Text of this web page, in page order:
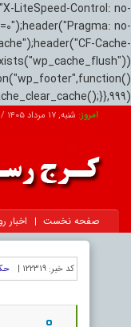
LiteSpeed-Control: no-
no-
Cache-
امروز: شنبه, ۱۷ مرداد ۱۴۰۵ / بعد از ظهر /
صفحه نخست اخبار
کد خبر: 122319 |